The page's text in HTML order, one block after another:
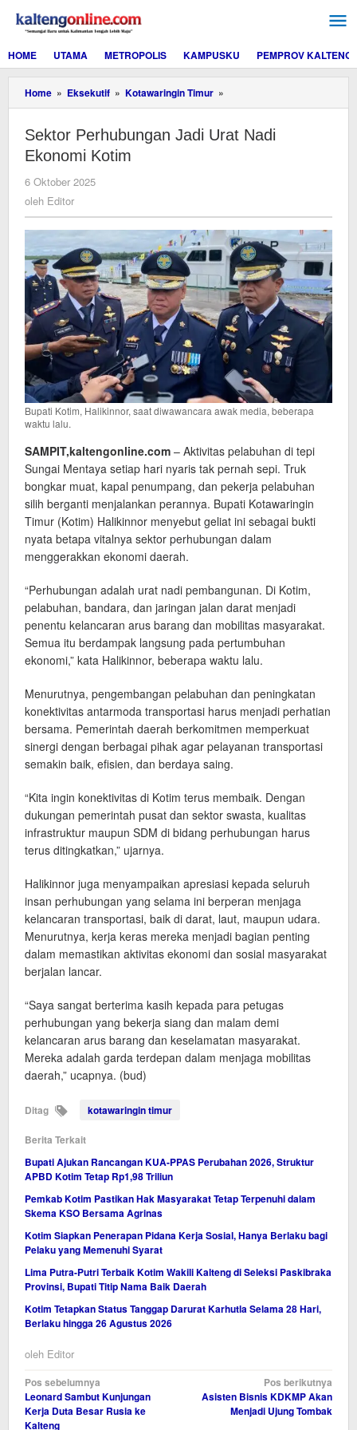
konten
HOME
UTAMA METROPOLIS KAMPUSKU PEMPROV KALTENG
Home » Eksekutif » Kotawaringin Timur »
Perhubungan
Urat
Sektor Perhubungan Jadi Urat Nadi
Ekonomi Kotim
6 Oktober 2025
oleh Editor
Bupati Kotim, Halikinnor, saat diwawancara awak media, beberapa
waktu lalu.
SAMPIT,kaltengonline.com – Aktivitas pelabuhan di tepi
Sungai Mentaya setiap hari nyaris tak pernah sepi. Truk
bongkar muat, kapal penumpang, dan pekerja pelabuhan
silih berganti menjalankan perannya. Bupati Kotawaringin
Timur (Kotim) Halikinnor menyebut geliat ini sebagai bukti
nyata betapa vitalnya sektor perhubungan dalam
menggerakkan ekonomi daerah.
“Perhubungan adalah urat nadi pembangunan. Di Kotim,
pelabuhan, bandara, dan jaringan jalan darat menjadi
penentu kelancaran arus barang dan mobilitas masyarakat.
Semua itu berdampak langsung pada pertumbuhan
ekonomi,” kata Halikinnor, beberapa waktu lalu.
Menurutnya, pengembangan pelabuhan dan peningkatan
konektivitas antarmoda transportasi harus menjadi perhatian
bersama. Pemerintah daerah berkomitmen memperkuat
sinergi dengan berbagai pihak agar pelayanan transportasi
semakin baik, efisien, dan berdaya saing.
“Kita ingin konektivitas di Kotim terus membaik. Dengan
dukungan pemerintah pusat dan sektor swasta, kualitas
infrastruktur maupun SDM di bidang perhubungan harus
terus ditingkatkan,” ujarnya.
Halikinnor juga menyampaikan apresiasi kepada seluruh
insan perhubungan yang selama ini berperan menjaga
kelancaran transportasi, baik di darat, laut, maupun udara.
Menurutnya, kerja keras mereka menjadi bagian penting
dalam memastikan aktivitas ekonomi dan sosial masyarakat
berjalan lancar.
“Saya sangat berterima kasih kepada para petugas
perhubungan yang bekerja siang dan malam demi
kelancaran arus barang dan keselamatan masyarakat.
Mereka adalah garda terdepan dalam menjaga mobilitas
daerah,” ucapnya. (bud)
Ditag kotawaringin timur
Berita Terkait
Bupati Ajukan Rancangan KUA-PPAS Perubahan 2026, Struktur
APBD Kotim Tetap Rp1,98 Triliun
Pemkab Kotim Pastikan Hak Masyarakat Tetap Terpenuhi dalam
Skema KSO Bersama Agrinas
Kotim Siapkan Penerapan Pidana Kerja Sosial, Hanya Berlaku bagi
Pelaku yang Memenuhi Syarat
Lima Putra-Putri Terbaik Kotim Wakili Kalteng di Seleksi Paskibraka
Provinsi, Bupati Titip Nama Baik Daerah
Kotim Tetapkan Status Tanggap Darurat Karhutla Selama 28 Hari,
Berlaku hingga 26 Agustus 2026
oleh Editor
Navigasi
pos
Pos sebelumnya
Leonard Sambut Kunjungan
Kerja Duta Besar Rusia ke
Kalteng
Pos berikutnya
Asisten Bisnis KDKMP Akan
Menjadi Ujung Tombak